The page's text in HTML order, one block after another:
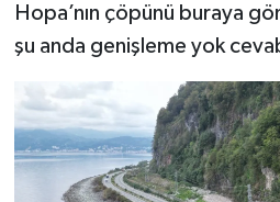
Hopa’nın çöpünü buraya
şu anda genişleme yok